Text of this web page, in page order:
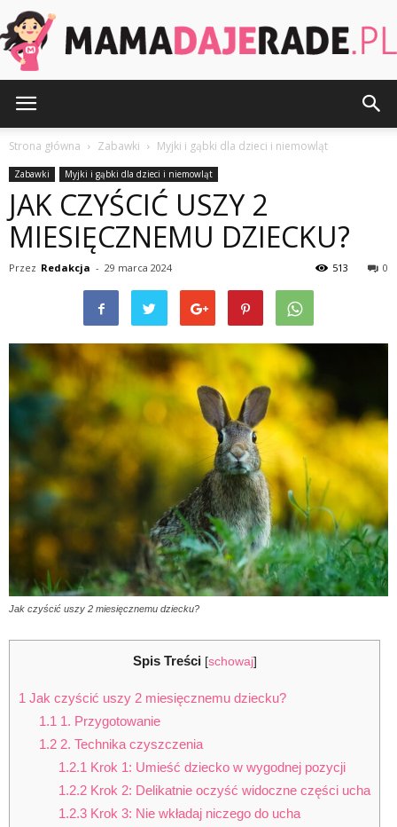
Strona główna Zabawki Myjki i gąbki dla dzieci i niemowląt
Zabawki Myjki i gąbki dla dzieci i niemowląt
JAK CZYŚCIĆ USZY 2
MIESIĘCZNEMU DZIECKU?
Przez Redakcja - 29 marca 2024 0
513
Jak czyścić uszy 2 miesięcznemu dziecku?
Spis Treści [schowaj]
1 Jak czyścić uszy 2 miesięcznemu dziecku?
1.1 1. Przygotowanie
1.22. Technika czyszczenia
1.2.1 Krok 1: Umieść dziecko w wygodnej pozycji
1.2.2 Krok 2: Delikatnie oczyść widoczne części ucha
1.2.3 Krok 3: Nie wkładaj niczego do ucha